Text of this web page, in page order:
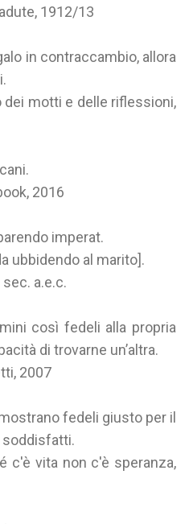
1912/13
in contraccambio, allora
dei motti e delle riflessioni,
2016
imperat.
ubbidendo al marito].
a.e.c.
così fedeli alla propria
di trovarne un’altra.
2007
fedeli giusto per il
c'è vita non c'è speranza,